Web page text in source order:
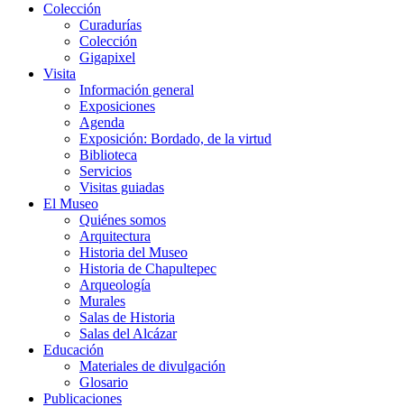
Colección
Curadurías
Colección
Gigapixel
Visita
Información general
Exposiciones
Agenda
Exposición: Bordado, de la virtud
Biblioteca
Servicios
Visitas guiadas
El Museo
Quiénes somos
Arquitectura
Historia del Museo
Historia de Chapultepec
Arqueología
Murales
Salas de Historia
Salas del Alcázar
Educación
Materiales de divulgación
Glosario
Publicaciones